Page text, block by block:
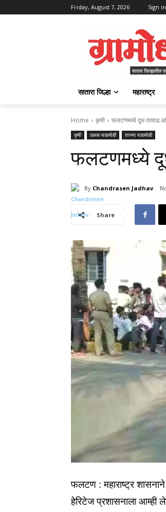
Friday, August 7, 2026 Sign
सातारा जिल्हा महाराष्ट्र
Home कृषी फलटणमध्ये दूध दरवाढ
कृषी ठळक घडामोडी ताज्या घडामोडी
फलटणमध्ये
By Chandrasen Jadhav
Share
फलटण : महाराष्ट्र शासनाने
हेरिटेज प्रशासनाला आम्ही